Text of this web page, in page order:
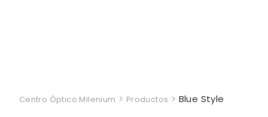
Centro Óptico Milenium > Productos > Blue Style